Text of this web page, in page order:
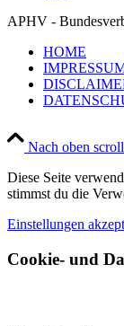
APHV -
HOME
Nach oben
Diese Seite
stimmst du die
Einstellungen
Cookie- und